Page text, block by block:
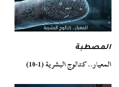
المصطبة
المعيار.. كتالوج البشرية (1-10)